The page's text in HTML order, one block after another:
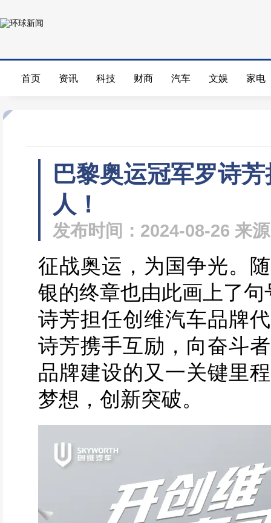
首页 资讯 科技 财商 汽车 文娱 家电
巴黎奥运冠军罗诗
人！
发布时间：2024-08-26 来
征战奥运，为国争光。
银的终章也由此画上了
诗芳担任创维汽车品牌
诗芳携手互励，向奋斗
品牌建设的又一关键里
梦想，创新突破。